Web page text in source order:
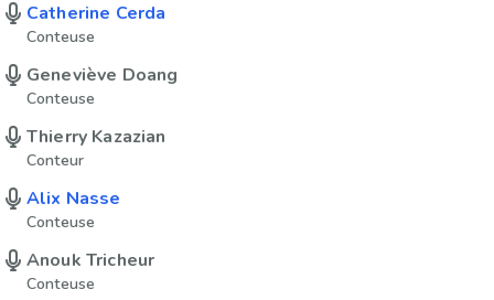
Catherine Cerda
Conteuse
Geneviève Doang
Conteuse
Thierry Kazazian
Conteur
Alix Nasse
Conteuse
Anouk Tricheur
Conteuse